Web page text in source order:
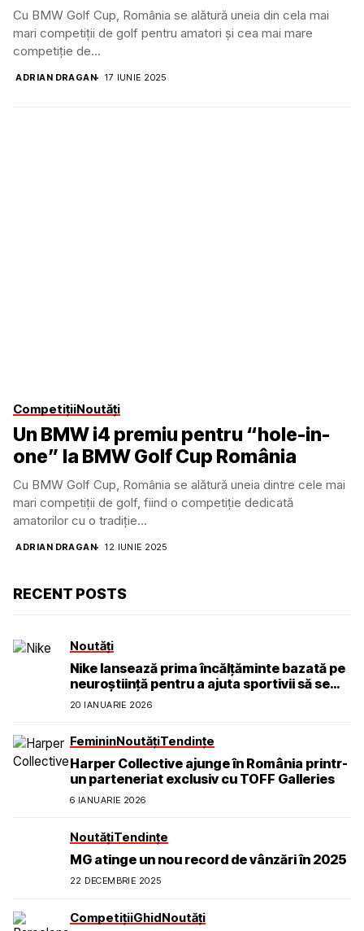
Cu BMW Golf Cup, România se alătură uneia din cela mai
mari competiţii de golf pentru amatori şi cea mai mare
competiţie de...
ADRIAN DRAGAN 17 IUNIE 2025
CompetițiiNoutăți
Un BMW i4 premiu pentru “hole-in-
one” la BMW Golf Cup România
Cu BMW Golf Cup, România se alătură uneia dintre cele mai
mari competiţii de golf, fiind o competiţie dedicată
amatorilor cu o tradiţie...
ADRIAN DRAGAN 12 IUNIE 2025
RECENT POSTS
Noutăți
Nike lansează prima încălțăminte bazată pe
neuroștiință pentru a ajuta sportivii să se
simtă calmi, concentrați și prezenți
20 IANUARIE 2026
FemininNoutățiTendințe
Harper Collective ajunge în România printr-
un parteneriat exclusiv cu TOFF Galleries
6 IANUARIE 2026
NoutățiTendințe
MG atinge un nou record de vânzări în 2025
22 DECEMBRIE 2025
CompetițiiGhidNoutăți